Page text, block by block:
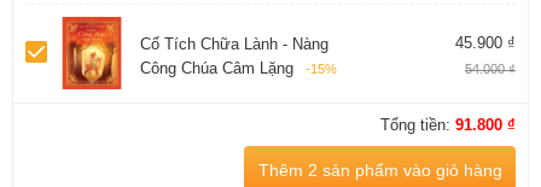
Cổ Tích Chữa Lành - Nàng
Công Chúa Câm Lặng
-15%
45.900 ₫
54.000 ₫
Tổng tiền: 91.800 ₫
Thêm 2 sản phẩm vào giỏ hàng